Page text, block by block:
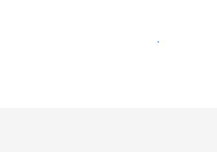
Nå ut til nye gjester i dag